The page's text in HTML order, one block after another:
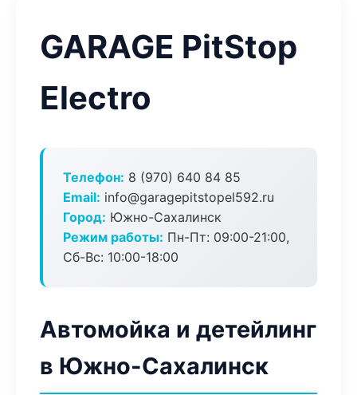
GARAGE PitStop
Electro
Телефон: 8 (970) 640 84 85
Email: info@garagepitstopel592.ru
Город: Южно-Сахалинск
Режим работы: Пн-Пт: 09:00-21:00,
Сб-Вс: 10:00-18:00
Автомойка и детейлинг
в Южно-Сахалинск